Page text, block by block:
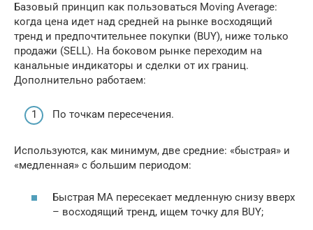
Базовый принцип как пользоваться Moving Average:
когда цена идет над средней на рынке восходящий
тренд и предпочтительнее покупки (BUY), ниже только
продажи (SELL). На боковом рынке переходим на
канальные индикаторы и сделки от их границ.
Дополнительно работаем:
По точкам пересечения.
Используются, как минимум, две средние: «быстрая» и
«медленная» с большим периодом:
Быстрая MA пересекает медленную снизу вверх
– восходящий тренд, ищем точку для BUY;